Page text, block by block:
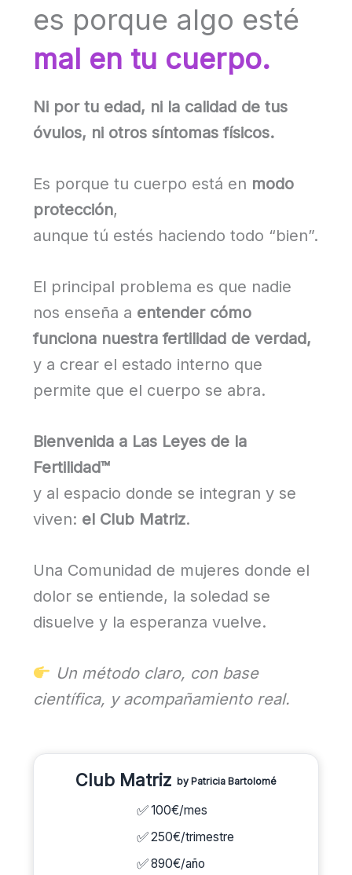
es porque algo esté
mal en tu cuerpo.
Ni por tu edad, ni la calidad de tus
óvulos, ni otros síntomas físicos.
Es porque tu cuerpo está en modo
protección,
aunque tú estés haciendo todo “bien”.
El principal problema es que nadie
nos enseña a entender cómo
funciona nuestra fertilidad de verdad,
y a crear el estado interno que
permite que el cuerpo se abra.
Bienvenida a Las Leyes de la
Fertilidad™
y al espacio donde se integran y se
viven: el Club Matriz.
Una Comunidad de mujeres donde el
dolor se entiende, la soledad se
disuelve y la esperanza vuelve.
Un método claro, con base
científica, y acompañamiento real.
Club Matriz by Patricia Bartolomé
100€/mes
250€/trimestre
890€/año